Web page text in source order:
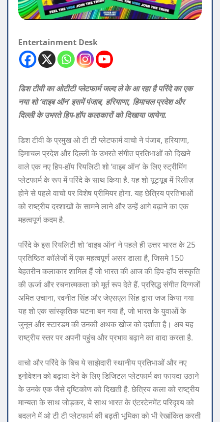
Entertainment Desk
डिश टीवी का ओटीटी प्लेटफार्म जल्द ले के आ रहा है परिंदे का एक
नया शो ‘वाइब ऑन’ इसमें पंजाब, हरियाणा, हिमाचल प्रदेश और
दिल्ली के उभरते हिप-हॉप कलाकारों को दिखाया जायेगा.
डिश टीवी के प्रमुख ओ टी टी प्लेटफार्म वाचो ने पंजाब, हरियाणा,
हिमाचल प्रदेश और दिल्ली के उभरते संगीत प्रतिभाओं को दिखने
वाले एक नए हिप-हॉप रियलिटी शो ‘वाइब ऑन’ के लिए स्ट्रीमिंग
प्लेटफार्म के रूप में परिंदे के साथ किया है. यह शो यूट्यूब में रिलीज़
होने से पहले वाचो पर विशेष प्रीमियर होगा. यह छेत्रिय प्रतिभाओं
को राष्ट्रीय दरशाखों के सामने लाने और उन्हें आगे बढ़ाने का एक
महत्वपूर्ण कदम है.
परिंदे के इस रियलिटी शो ‘वाइब ऑन’ ने पहले ही उत्तर भारत के 25
प्रतिष्ठित कॉलेजों में एक महत्वपूर्ण असर डाला है, जिसमे 150
बेहतरीन कलाकार शामिल हैं जो भारत की आज की हिप-हॉप संस्कृति
की ऊर्जा और रचनात्मकता को मूर्त रूप देते हैं. प्रसिद्ध संगीत दिग्गजों
अमित उचाना, रवनीत सिंह और जेएसएल सिंह द्वारा जज किया गया
यह शो एक सांस्कृतिक घटना बन गया है, जो भारत के युवाओं के
जुनून और स्टारडम की उनकी अथक खोज को दर्शाता है। अब यह
राष्ट्रीय स्तर पर अपनी पहुंच और प्रभाव बढ़ाने का वादा करता है.
वाचो और परिंदे के बिच ये साझेदारी स्थानीय प्रतिभाओं और नए
इनोवेशन को बढ़ावा देने के लिए डिजिटल प्लेटफार्म का फायदा उठाने
के उनके एक जैसे दृष्टिकोण को दिखती है. छेत्रिय कला को राष्ट्रीय
मान्यता के साथ जोड़कर, ये साथ भारत के एंटरटेनमेंट परिदृश्य को
बदलने में ओ टी टी प्लेटफार्म की बढ़ती भूमिका को भी रेखांकित करती